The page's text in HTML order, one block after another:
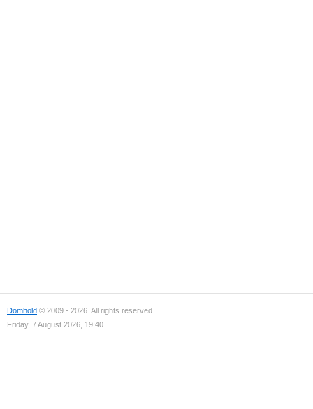
Domhold © 2009 - 2026. All rights reserved.
Friday, 7 August 2026, 19:40